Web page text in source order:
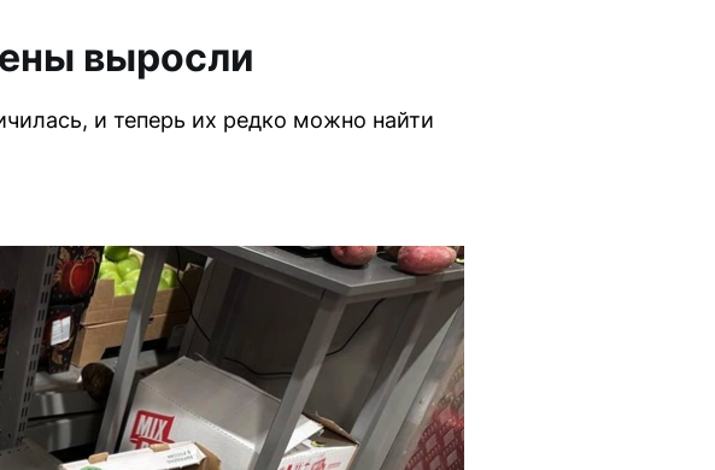
выросли
и теперь их редко можно найти